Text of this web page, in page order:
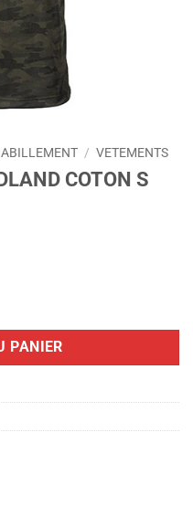
/ VETEMENTS
COTON S
COTON S
PANIER